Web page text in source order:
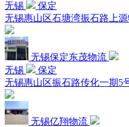
无锡
保定
无锡惠山区石塘湾振石路上
无锡保定东茂物流
无锡
保定
无锡惠山区振石路传化一期5
无锡亿翔物流